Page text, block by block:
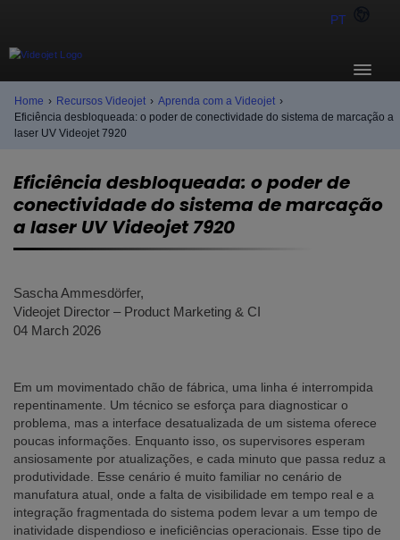
PT
Home › Recursos Videojet › Aprenda com a Videojet ›
Eficiência desbloqueada: o poder de conectividade do sistema de marcação a
laser UV Videojet 7920
Eficiência desbloqueada: o poder de
conectividade do sistema de marcação
a laser UV Videojet 7920
Sascha Ammesdörfer,
Videojet Director – Product Marketing & CI
04 March 2026
Em um movimentado chão de fábrica, uma linha é interrompida
repentinamente. Um técnico se esforça para diagnosticar o
problema, mas a interface desatualizada de um sistema oferece
poucas informações. Enquanto isso, os supervisores esperam
ansiosamente por atualizações, e cada minuto que passa reduz a
produtividade. Esse cenário é muito familiar no cenário de
manufatura atual, onde a falta de visibilidade em tempo real e a
integração fragmentada do sistema podem levar a um tempo de
inatividade dispendioso e ineficiências operacionais. Esse tipo de